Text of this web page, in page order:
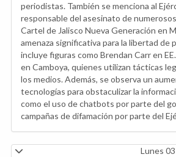
periodistas. También se menciona al
responsable del asesinato de
Cartel de Jalisco Nueva Generación en
amenaza significativa para la libertad de
incluye figuras como Brendan Carr en
en Camboya, quienes utilizan tácticas
los medios. Además, se observa un
tecnologías para obstaculizar la
como el uso de chatbots por parte del
campañas de difamación por parte del
Lunes